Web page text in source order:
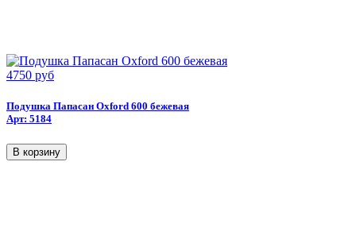
4750 руб
Подушка Папасан Oxford 600 бежевая
Арт: 5184